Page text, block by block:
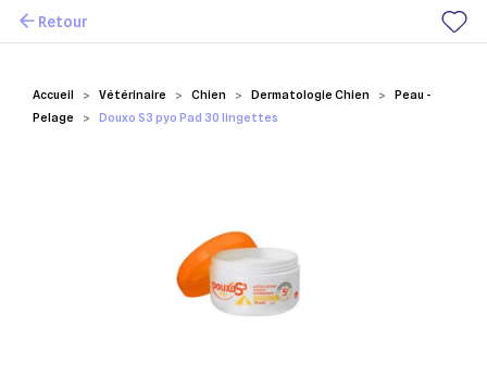
Mes favoris
Accueil Vétérinaire Chien Dermatologie Chien
Peau -
Pelage
Douxo S3 pyo Pad 30 lingettes
Retour